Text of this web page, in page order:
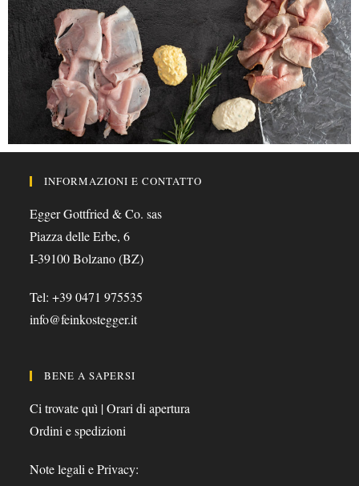
INFORMAZIONI E CONTATTO
Egger Gottfried & Co. sas
Piazza delle Erbe, 6
I-39100 Bolzano (BZ)
Tel: +39 0471 975535
info@feinkostegger.it
BENE A SAPERSI
Ci trovate quì | Orari di apertura
Ordini e spedizioni
Note legali e Privacy: